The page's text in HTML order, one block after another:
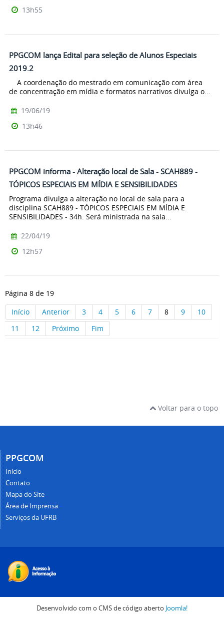
13h55
PPGCOM lança Edital para seleção de Alunos Especiais
2019.2
A coordenação do mestrado em comunicação com área
de concentração em mídia e formatos narrativos divulga o...
19/06/19
13h46
PPGCOM informa - Alteração local de Sala - SCAH889 -
TÓPICOS ESPECIAIS EM MÍDIA E SENSIBILIDADES
Programa divulga a alteração no local de sala para a
disciplina SCAH889 - TÓPICOS ESPECIAIS EM MÍDIA E
SENSIBILIDADES - 34h. Será ministrada na sala...
22/04/19
12h57
Página 8 de 19
Início
Anterior 3 4 5 6 7 8 9
10
11
12 Próximo Fim
Voltar para o topo
PPGCOM
Início
Contato
Mapa do Site
Área de Imprensa
Serviços da UFRB
Desenvolvido com o CMS de código aberto Joomla!